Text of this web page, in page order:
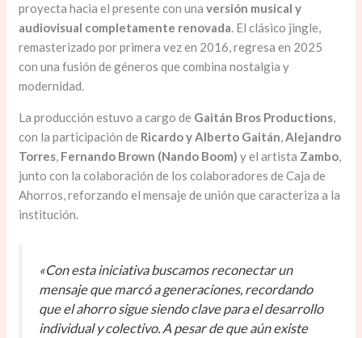
proyecta hacia el presente con unaversión musical y
audiovisual completamente renovada. El clásico jingle,
remasterizado por primera vez en 2016, regresa en 2025
con una fusión de géneros que combina nostalgia y
modernidad.
La producción estuvo a cargo de Gaitán Bros Productions,
con la participación de Ricardo y Alberto Gaitán,Alejandro
Torres, Fernando Brown (Nando Boom) y el artista Zambo,
junto con la colaboración de los colaboradores de Caja de
Ahorros, reforzando el mensaje de unión que caracteriza a la
institución.
«Con esta iniciativa buscamos reconectar un
mensaje que marcó a generaciones, recordando
que el ahorro sigue siendo clave para el desarrollo
individual y colectivo. A pesar de que aún existe